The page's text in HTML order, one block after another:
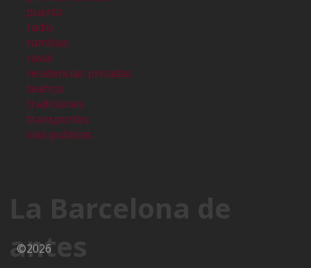
puerto
radio
ramblas
raval
residencias privadas
teatros
tradiciones
transportes
vias publicas
La Barcelona de
antes
©2026